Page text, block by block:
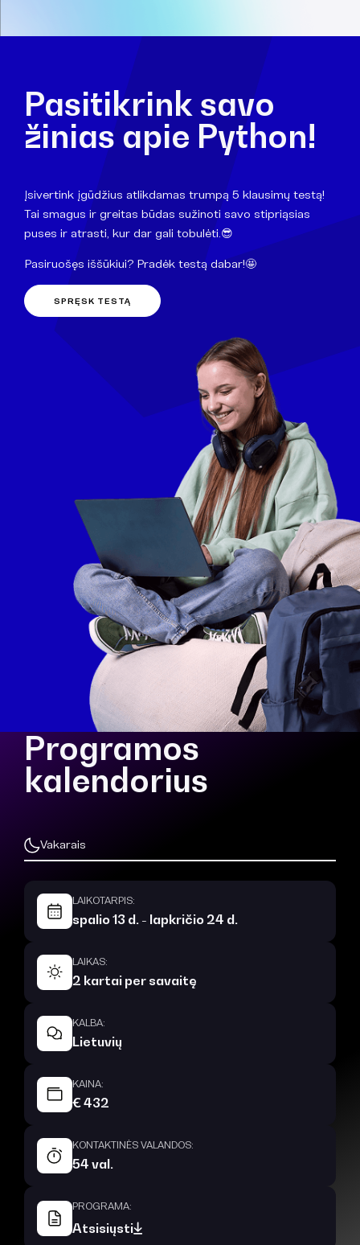
Pasitikrink savo
žinias apie Python!
Įsivertink įgūdžius atlikdamas trumpą 5 klausimų testą!
Tai smagus ir greitas būdas sužinoti savo stipriąsias
puses ir atrasti, kur dar gali tobulėti.😎
Pasiruošęs iššūkiui? Pradėk testą dabar!🤩
SPRĘSK TESTĄ
Programos
kalendorius
Vakarais
LAIKOTARPIS:
spalio 13 d. - lapkričio 24 d.
LAIKAS:
2 kartai per savaitę
KALBA:
Lietuvių
KAINA:
€ 432
KONTAKTINĖS VALANDOS:
54 val.
PROGRAMA:
Atsisiųsti